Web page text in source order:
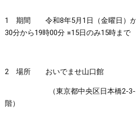
1 期間 令和8年5月1日（金曜日）か
30分から19時00分 ※15日のみ15時まで
2 場所 おいでませ山口館
（東京都中央区日本橋2-3-4
階）